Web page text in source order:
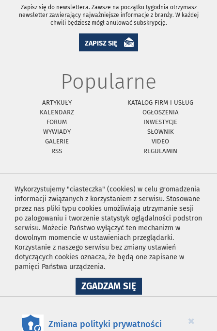
Zapisz się do newslettera. Zawsze na początku tygodnia otrzymasz
newsletter zawierający najważniejsze informacje z branży. W każdej
chwili będziesz mógł anulować subskrypcję.
ZAPISZ SIĘ
Popularne
ARTYKUŁY
KATALOG FIRM I USŁUG
KALENDARZ
OGŁOSZENIA
FORUM
INWESTYCJE
WYWIADY
SŁOWNIK
GALERIE
VIDEO
RSS
REGULAMIN
Wykorzystujemy "ciasteczka" (cookies) w celu gromadzenia
informacji związanych z korzystaniem z serwisu. Stosowane
przez nas pliki typu cookies umożliwiają utrzymanie sesji
po zalogowaniu i tworzenie statystyk oglądalności podstron
serwisu. Możecie Państwo wyłączyć ten mechanizm w
dowolnym momencie w ustawieniach przeglądarki.
Korzystanie z naszego serwisu bez zmiany ustawień
dotyczących cookies oznacza, że będą one zapisane w
pamięci Państwa urządzenia.
ZGADZAM SIĘNA
WYKORZYSTANIE
×
Zmiana polityki prywatności